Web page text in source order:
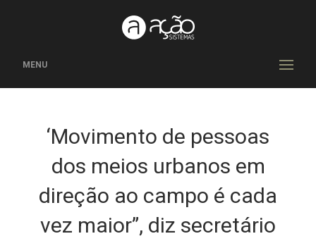
MENU
‘Movimento de pessoas
dos meios urbanos em
direção ao campo é cada
vez maior”, diz secretário